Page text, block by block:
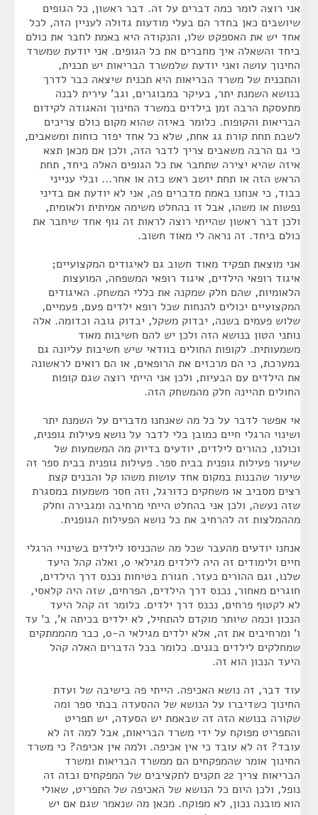
אני רוצה לומר כמה דברים על זה. דבר ראשון, כל הגופים
שיושבים כאן בחדר הם בעלי מודעות גדולה לעניין הזה, לכל
אחד יש את האספקט שלו, והנקודה היא באמת לחבר את כולם
ביחד והשאלה איך מחברים את כל הגופים. אני יודעת שמשרד
החינוך עושה ואני יודעת שלמשרד הבריאות יש תכנית,
והתכנית של משרד הבריאות היא תכנית שיצאה כבר לדרך
בנושא השמנת יתר, בעיקר במבוגרים, וגב' עירית לבנה
מתעסקת הרבה זמן בילדים במשרד החינוך והאגודה לקידום
הבריאות והקופות. כלומר באיזה שהוא מקום כולם צריכים
לשבת תחת קורת גג אחת, שלא כל אחד יפזר כוחות ומשאבים,
כי גם הרבה משאבים צריך לדבר הזה, ולכן אם מכאן תצא
איזה שהיא יצירה שתחבר את כל הגופים האלה ביחד, תחת
הראש הזה או תחת יושב ראש כזה או אחר... ובלי ענייני
כבוד, כי אנחנו באמת מדברים פה, אני לא יודעת אם בדיני
נפשות או משהו, אבל זו בהחלט משימה אמיתית ולאומית,
ולכן דבר ראשון שהייתי רוצה לראות זה גוף אחד שיחבר את
כולם ביחד. זה נראה לי מאוד חשוב.
אני מוצאת תפקיד מאוד חשוב גם לאיגודים המקצועיים;
איגוד רופאי הילדים, איגוד רופאי המשפחה, המועצות
הלאומיות, שהם חלק שמקנה את כללי המשחק. האיגודים
המקצועיים יכולים להנחות שכל רופא ילדים פעם, פעמיים,
שלוש פעמים בשנה, יבדוק משקל, יבדוק גובה וכדומה. אלה
נותני הטון בנושא הזה ולכן יש להם חשיבות מאוד
משמעותית. לקופות החולים בוודאי שיש חשיבות עליונה גם
במערכת, כי הם מרכזים את הרופאים, או הם רואים לראשונה
את הילדים עם הבעיות, ולכן אני הייתי רוצה שגם קופות
החולים תהיינה חלק מהמשחק הזה.
אי אפשר לדבר על כל מה שאנחנו מדברים על השמנת יתר
ושינוי הרגלי חיים כמובן בלי לדבר על נושא פעילות גופנית,
וכולנו, כהורים לילדים, יודעים בדיוק מה המשמעות של
שיעור פעילות גופנית בבית ספר. פעילות גופנית בבית ספר זה
שיעור שהבנות במקום אחד עושות משהו קל והבנים קצת
רצים מסביב או משחקים כדורגל, וזה חסר משמעות במסגרת
שזה נעשה, ולכן אני בהחלט הייתי מרחיבה ומגבירה וחלק
מההמלצות זה להרחיב את כל נושא הפעילות הגופנית.
אנחנו יודעים מהעבר שכל מה שהכניסו לילדים בשינויי הרגלי
חיים ולימודים זה היה לילדים מגילאי 0, ואלה קהל היעד
שלנו, וגם ההורים כעזר. חגורת בטיחות נכנס דרך הילדים,
חוגרים מאחור, נכנס דרך הילדים, הפרחים, שזה היה קלאסי,
לא לקטוף פרחים, נכנס דרך ילדים. כלומר זה קהל היעד
הנכון וכמה שיותר מוקדם להתחיל, לא ילדים בכיתה א', ב' עד
ו' ומרחיבים את זה, אלא ילדים מגילאי ה-0, כבר מהממתקים
שמחלקים לילדים בגנים. כלומר בכל הדברים האלה קהל
היעד הנכון הוא זה.
עוד דבר, זה נושא האכיפה. הייתי פה בישיבה של ועדת
החינוך כשדיברו על הנושא של ההסעדה בבתי ספר ומה
שקורה בנושא הזה זה שבאמת יש הסעדה, יש תפריט
והתפריט מפוקח על ידי משרד הבריאות, אבל למה זה לא
עובד? זה לא עובד כי אין אכיפה. ולמה אין אכיפה? כי משרד
החינוך אומר שהמפקחים הם ממשרד הבריאות ומשרד
הבריאות צריך 22 תקנים לתקציבים של המפקחים ובזה זה
נופל, ולכן היום כל הנושא של האכיפה של התפריט, שאולי
הוא מובנה נכון, לא מפוקח. מכאן מה שנאמר שגם אם יש